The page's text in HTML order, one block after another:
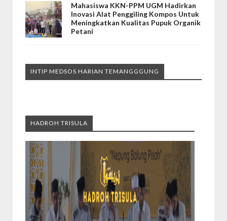
Mahasiswa KKN-PPM UGM Hadirkan
Inovasi Alat Penggiling Kompos Untuk
Meningkatkan Kualitas Pupuk Organik
Petani
INTIP MEDSOS HARIAN TEMANGGGUNG
HADROH TRISULA